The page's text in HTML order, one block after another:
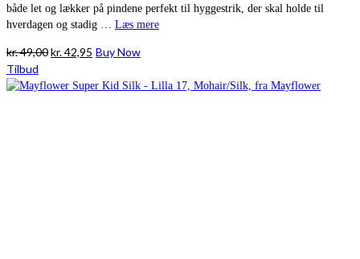
både let og lækker på pindene perfekt til hyggestrik, der skal holde til
hverdagen og stadig … Læs mere
kr.49,00Den
pris
kr.42,95 Den
pris
Buy Now
Tilbud